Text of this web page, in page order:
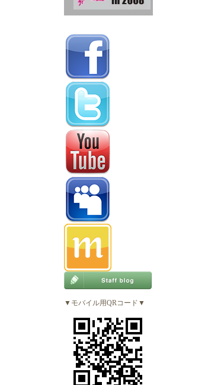
▼モバイル用QRコード▼